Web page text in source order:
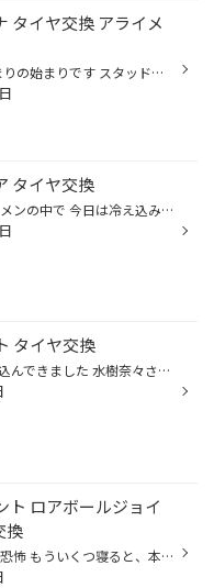
タイヤ交換 アライメ
イカしてる 始まりの始まりです スタッドレスタイヤのシーズン 今年は色々な影響で入荷が多少遅れたり、履き替えるタイミングにばらつきが出ています お客様の意識の高さも相まって、新型ウイルスから来ている密集を避けるという運動にもつながり非常に助かっております これから先 12月年末までお...
タイヤ交換
冷え込みはラーメンの中で 今日は冷え込みます ここからどんどん冷えていくのでしょうか ついこの間まで半袖で仕事していたし、遊びに行くときも半袖だったのに暖房が入っております そんな寒い日は温かいものが食べたくなります そう、魅惑の高カロリー 「ラーメン」 たまらんですよね…鼻水すすり...
タイヤ交換
いとしの7 冷え込んできました 水樹奈々さんは第一子を授かりました 何事もなく、無事元気なお子さんが誕生することを心から祈っております どうも あたしです 衝撃のニュースのあまり愛車の下回りを擦ってしまいました がががががが！！！って言いました(*_*) 青丸の部分 左右のタイヤをつないでい...
ト ロアボールジョイ
換
迫りくる年末の恐怖 もういくつ寝ると、本当にお正月が来てしまいそうで恐ろしいです みなさんいかがお過ごしでしょうか あたしはサーキットから帰ってきてからの愛車のメンテナンスとちょこっとカスタマイズして https://www.taiyakan.co.jp/shop/machida/diary/1079436/ https://www.taiyakan.co....